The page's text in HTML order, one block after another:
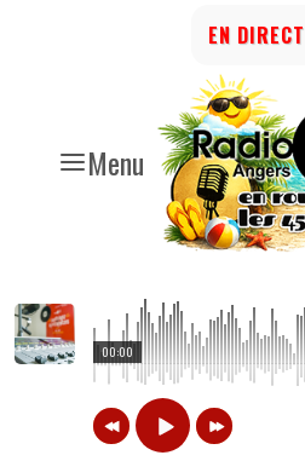
Menu
EN DIRECT
00:00